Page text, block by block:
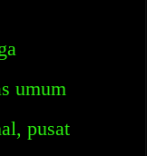
umum
pusat